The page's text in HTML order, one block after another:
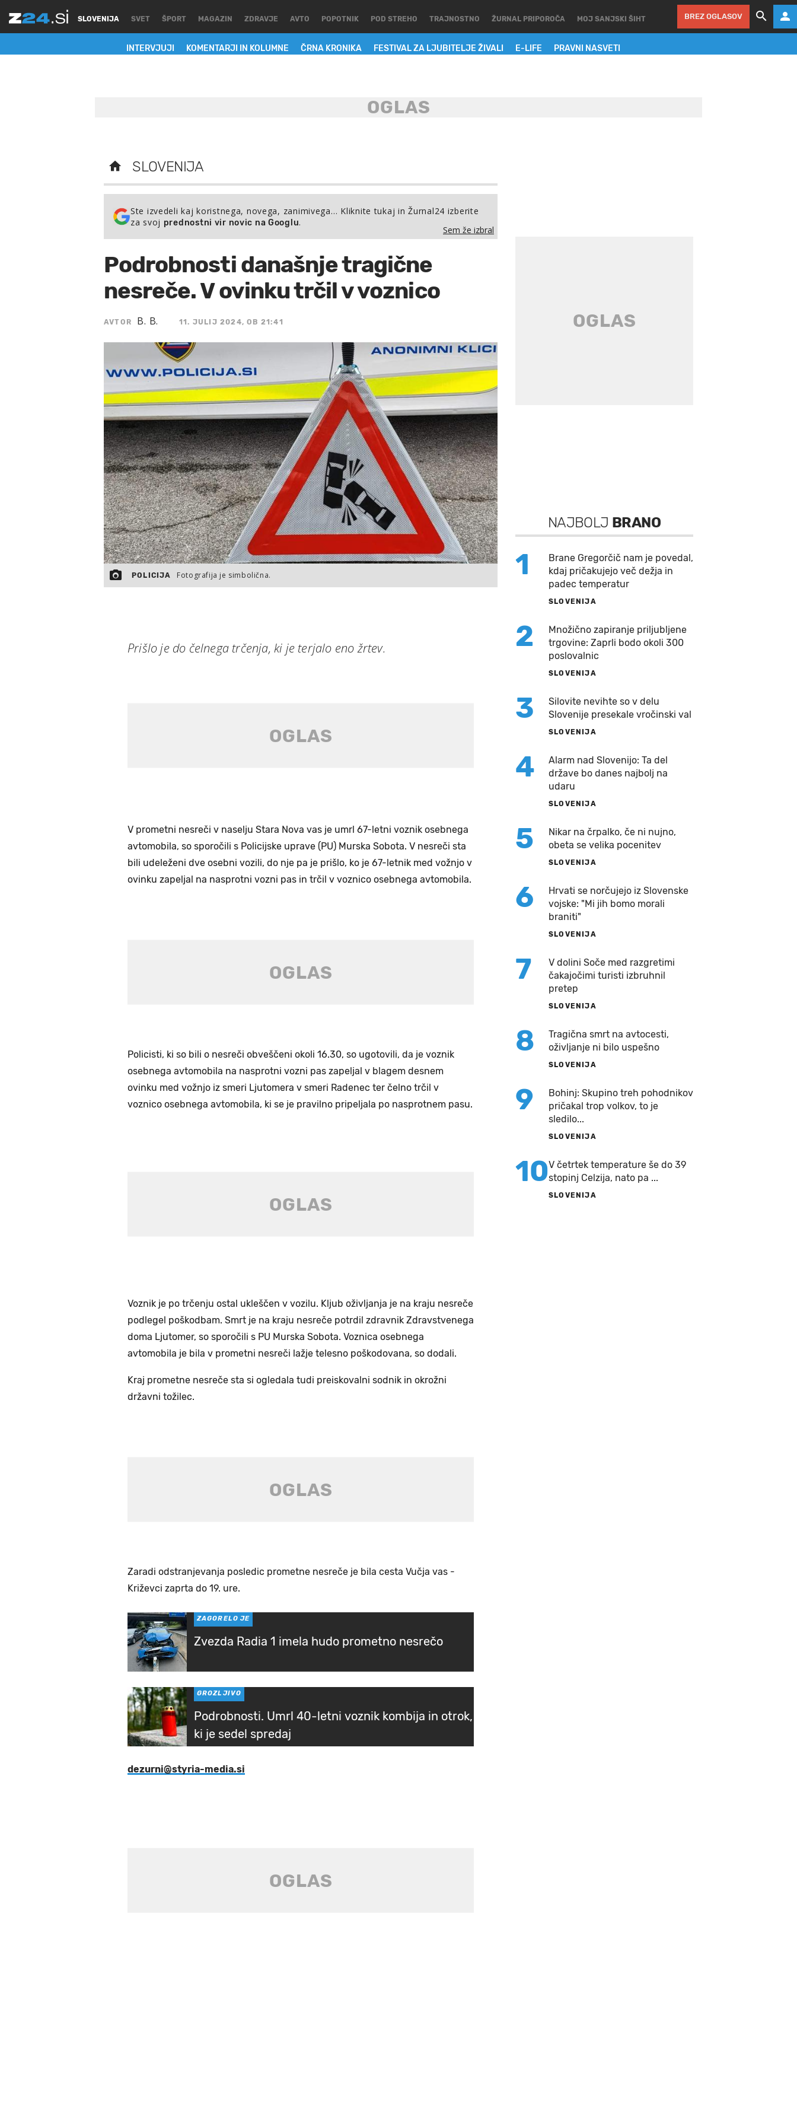
SLOVENIJA
INTERVJUJI KOMENTARJI IN KOLUMNE ČRNA KRONIKA FESTIVAL ZA LJUBITELJE ŽIVALI E-LIFE PRAVNI NASVETI
SVET ŠPORT MAGAZIN ZDRAVJE AVTO POPOTNIK POD STREHO TRAJNOSTNO ŽURNAL PRIPOROČA MOJ SANJSKI ŠIHT BREZ OGLASOV
SLOVENIJA
Ste izvedeli kaj koristnega, novega, zanimivega… Kliknite tukaj in Žurnal24 izberite
za svoj prednostni vir novic na Googlu.
Sem že izbral
Podrobnosti današnje tragične
nesreče. V ovinku trčil v voznico
AVTOR B. B. 11. JULIJ 2024, OB 21:41
POLICIJA Fotografija je simbolična.
Prišlo je do čelnega trčenja, ki je terjalo eno žrtev.
V prometni nesreči v naselju Stara Nova vas je umrl 67-letni voznik osebnega
avtomobila, so sporočili s Policijske uprave (PU) Murska Sobota. V nesreči sta
bili udeleženi dve osebni vozili, do nje pa je prišlo, ko je 67-letnik med vožnjo v
ovinku zapeljal na nasprotni vozni pas in trčil v voznico osebnega avtomobila.
Policisti, ki so bili o nesreči obveščeni okoli 16.30, so ugotovili, da je voznik
osebnega avtomobila na nasprotni vozni pas zapeljal v blagem desnem
ovinku med vožnjo iz smeri Ljutomera v smeri Radenec ter čelno trčil v
voznico osebnega avtomobila, ki se je pravilno pripeljala po nasprotnem pasu.
Voznik je po trčenju ostal ukleščen v vozilu. Kljub oživljanja je na kraju nesreče
podlegel poškodbam. Smrt je na kraju nesreče potrdil zdravnik Zdravstvenega
doma Ljutomer, so sporočili s PU Murska Sobota. Voznica osebnega
avtomobila je bila v prometni nesreči lažje telesno poškodovana, so dodali.
Kraj prometne nesreče sta si ogledala tudi preiskovalni sodnik in okrožni
državni tožilec.
Zaradi odstranjevanja posledic prometne nesreče je bila cesta Vučja vas -
Križevci zaprta do 19. ure.
ZAGORELO JE
Zvezda Radia 1 imela hudo prometno nesrečo
GROZLJIVO
Podrobnosti. Umrl 40-letni voznik kombija in otrok,
ki je sedel spredaj
dezurni@styria-media.si
NAJBOLJ BRANO
1
Brane Gregorčič nam je povedal,
kdaj pričakujejo več dežja in
padec temperatur
SLOVENIJA
2
Množično zapiranje priljubljene
trgovine: Zaprli bodo okoli 300
poslovalnic
SLOVENIJA
3
Silovite nevihte so v delu
Slovenije presekale vročinski val
SLOVENIJA
4
Alarm nad Slovenijo: Ta del
države bo danes najbolj na
udaru
SLOVENIJA
5
Nikar na črpalko, če ni nujno,
obeta se velika pocenitev
SLOVENIJA
6
Hrvati se norčujejo iz Slovenske
vojske: "Mi jih bomo morali
braniti"
SLOVENIJA
7
V dolini Soče med razgretimi
čakajočimi turisti izbruhnil
pretep
SLOVENIJA
8
Tragična smrt na avtocesti,
oživljanje ni bilo uspešno
SLOVENIJA
9
Bohinj: Skupino treh pohodnikov
pričakal trop volkov, to je
sledilo...
SLOVENIJA
10V četrtek temperature še do 39
stopinj Celzija, nato pa ...
SLOVENIJA